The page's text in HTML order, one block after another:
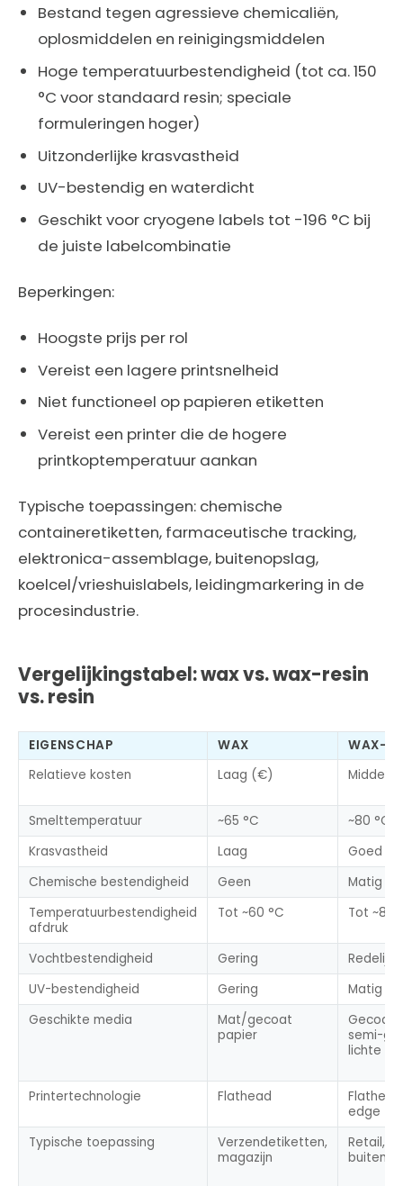
Bestand tegen agressieve chemicaliën,
oplosmiddelen en reinigingsmiddelen
Hoge temperatuurbestendigheid (tot ca. 150
°C voor standaard resin; speciale
formuleringen hoger)
Uitzonderlijke krasvastheid
UV-bestendig en waterdicht
Geschikt voor cryogene labels tot -196 °C bij
de juiste labelcombinatie
Beperkingen:
Hoogste prijs per rol
Vereist een lagere printsnelheid
Niet functioneel op papieren etiketten
Vereist een printer die de hogere
printkoptemperatuur aankan
Typische toepassingen: chemische
containeretiketten, farmaceutische tracking,
elektronica-assemblage, buitenopslag,
koelcel/vrieshuislabels, leidingmarkering in de
procesindustrie.
Vergelijkingstabel: wax vs. wax-resin
vs. resin
EIGENSCHAP WAX
WAX-
Relatieve kosten
Laag (€) Middel
Smelttemperatuur ~65 °C
~80 °C
Krasvastheid
Laag
Goed
Chemische bestendigheid
Geen
Matig
Temperatuurbestendigheid
afdruk
Tot ~60 °C Tot ~80
Vochtbestendigheid Gering
Redelijk
UV-bestendigheid
Gering
Matig
Geschikte media
Mat/gecoat
papier
Gecoat
semi-
lichte
Printertechnologie Flathead
edge
Typische toepassing
Verzendetiketten,
magazijn
Retail,